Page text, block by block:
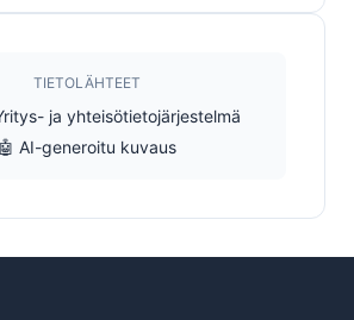
TIETOLÄHTEET
ja yhteisötietojärjestelmä
🤖 AI-generoitu kuvaus